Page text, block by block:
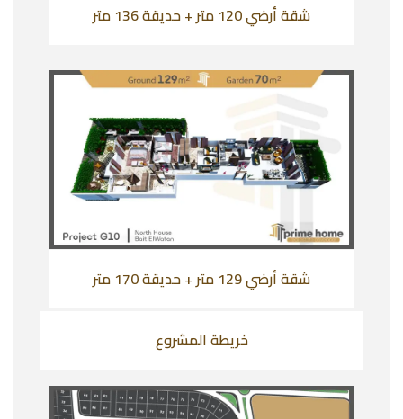
شقة أرضي 120 متر + حديقة 136 متر
شقة أرضي 129 متر + حديقة 170 متر
خريطة المشروع